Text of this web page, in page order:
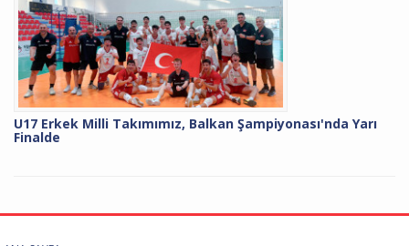
U17 Erkek Milli Takımımız, Balkan Şampiyonası'nda Yarı
Finalde